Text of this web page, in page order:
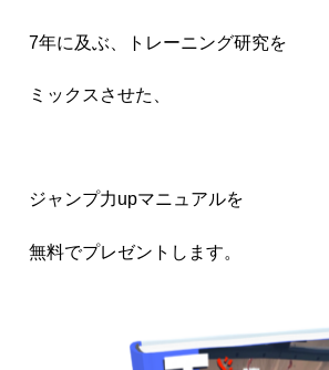
7年に及ぶ、トレーニング研究を
ミックスさせた、
ジャンプ力upマニュアルを
無料でプレゼントします。